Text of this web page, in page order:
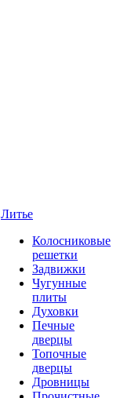
Литье
Колосниковые
решетки
Задвижки
Чугунные
плиты
Духовки
Печные
дверцы
Топочные
дверцы
Дровницы